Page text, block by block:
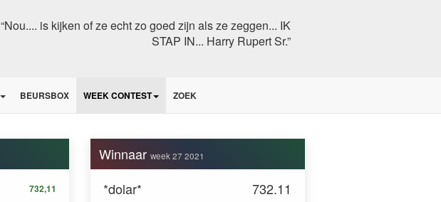
“Nou.... is kijken of ze echt zo goed zijn als ze zeggen... IK
STAP IN... Harry Rupert Sr.”
BEURSBOX WEEK CONTEST ZOEK
732,11
Winnaarweek 27 2021
*dolar* 732.11